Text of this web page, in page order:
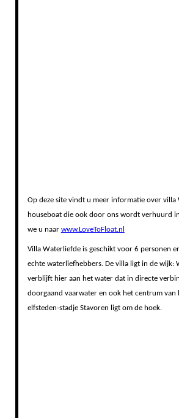
Op deze site vindt u meer informatie over villa
houseboat die ook door ons wordt verhuurd
we u naar www.LoveToFloat.nl
Villa Waterliefde is geschikt voor 6 personen
echte waterliefhebbers. De villa ligt in de wijk:
verblijft hier aan het water dat in directe
doorgaand vaarwater en ook het centrum van
elfsteden-stadje Stavoren ligt om de hoek.